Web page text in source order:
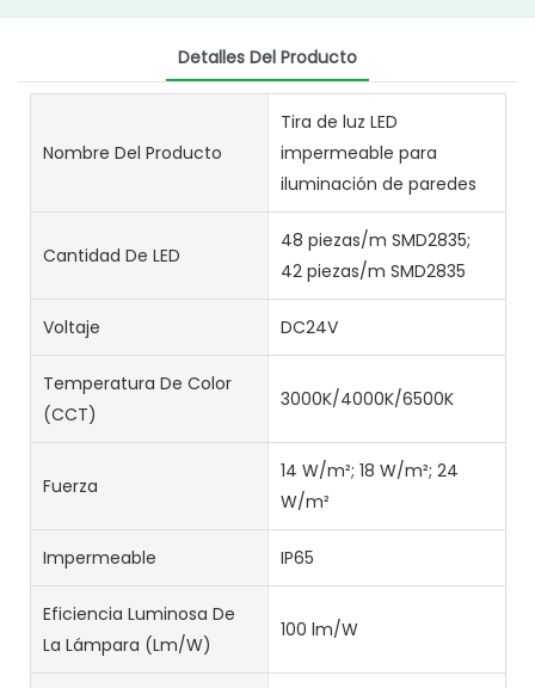
Detalles Del Producto
Nombre Del Producto
Tira de luz LED
impermeable para
iluminación de paredes
Cantidad De LED
48 piezas/m SMD2835;
42 piezas/m SMD2835
Voltaje DC24V
Temperatura De Color
(CCT)
3000K/4000K/6500K
Fuerza
14 W/m²; 18 W/m²; 24
W/m²
Impermeable IP65
Eficiencia Luminosa De
La Lámpara (lm/w)
100 lm/W